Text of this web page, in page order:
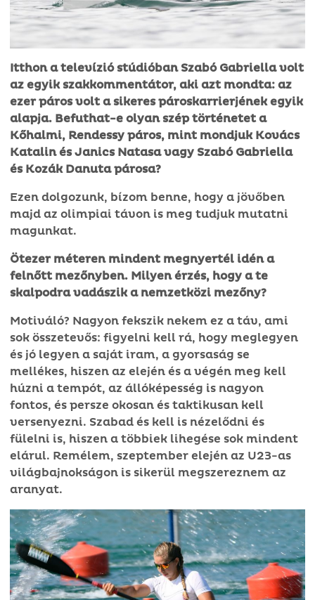
Itthon a televízió stúdióban Szabó Gabriella volt
az egyik szakkommentátor, aki azt mondta: az
ezer páros volt a sikeres pároskarrierjének egyik
alapja. Befuthat-e olyan szép történetet a
Kőhalmi, Rendessy páros, mint mondjuk Kovács
Katalin és Janics Natasa vagy Szabó Gabriella
és Kozák Danuta párosa?
Ezen dolgozunk, bízom benne, hogy a jövőben
majd az olimpiai távon is meg tudjuk mutatni
magunkat.
Ötezer méteren mindent megnyertél idén a
felnőtt mezőnyben. Milyen érzés, hogy a te
skalpodra vadászik a nemzetközi mezőny?
Motiváló? Nagyon fekszik nekem ez a táv, ami
sok összetevős: figyelni kell rá, hogy meglegyen
és jó legyen a saját iram, a gyorsaság se
mellékes, hiszen az elején és a végén meg kell
húzni a tempót, az állóképesség is nagyon
fontos, és persze okosan és taktikusan kell
versenyezni. Szabad és kell is nézelődni és
fülelni is, hiszen a többiek lihegése sok mindent
elárul. Remélem, szeptember elején az U23-as
világbajnokságon is sikerül megszereznem az
aranyat.